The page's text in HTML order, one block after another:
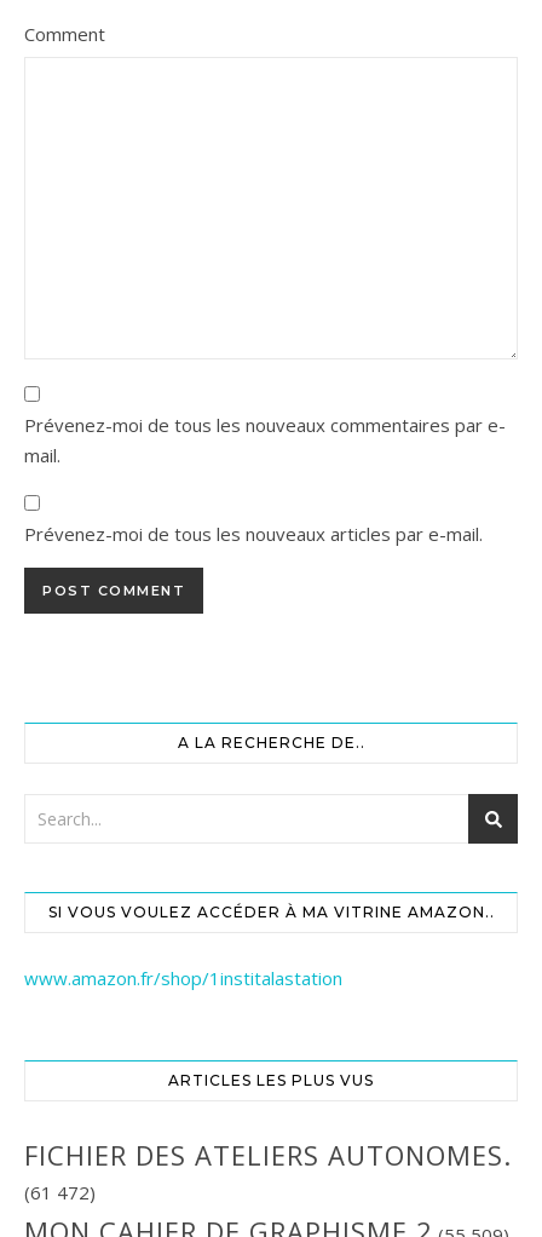
Comment
Prévenez-moi de tous les nouveaux commentaires par e-
mail.
Prévenez-moi de tous les nouveaux articles par e-mail.
A LA RECHERCHE DE..
SI VOUS VOULEZ ACCÉDER À MA VITRINE AMAZON..
www.amazon.fr/shop/1institalastation
ARTICLES LES PLUS VUS
FICHIER DES ATELIERS AUTONOMES.
(61 472)